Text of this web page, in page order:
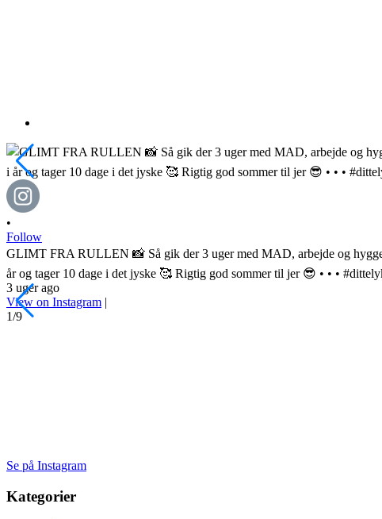
•
Follow
GLIMT FRA RULLEN 📸 Så gik der 3 uger med MAD, arbejde og
år og tager 10 dage i det jyske 🥰 Rigtig god sommer til jer 😎 • • •
3 uger ago
View on Instagram |
1/9
Se på Instagram
Kategorier